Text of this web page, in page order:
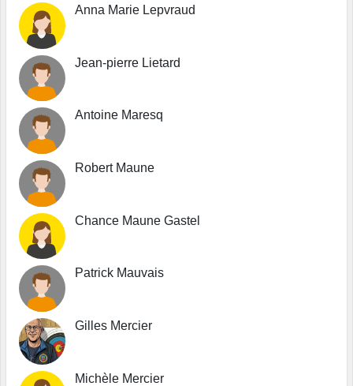
Anna Marie Lepvraud
Jean-pierre Lietard
Antoine Maresq
Robert Maune
Chance Maune Gastel
Patrick Mauvais
Gilles Mercier
Michèle Mercier